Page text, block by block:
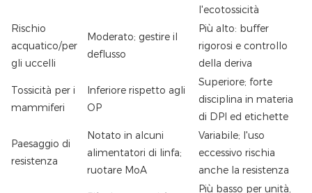
l'ecotossicità
Rischio
acquatico/per
gli uccelli
Moderato; gestire il
deflusso
Più alto: buffer
rigorosi e controllo
della deriva
Tossicità per i
mammiferi
Inferiore rispetto agli
OP
Superiore; forte
disciplina in materia
di DPI ed etichette
Paesaggio di
resistenza
Notato in alcuni
alimentatori di linfa;
ruotare MoA
Variabile; l'uso
eccessivo rischia
anche la resistenza
Più basso per unità,